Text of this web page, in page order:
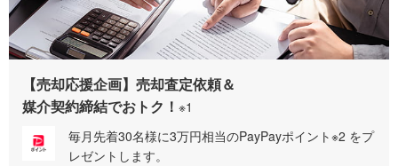
【売却応援企画】売却査定依頼＆
媒介契約締結でおトク！ ※1
毎月先着30名様に3万円相当のPayPayポイント※2 をプ
レゼントします。